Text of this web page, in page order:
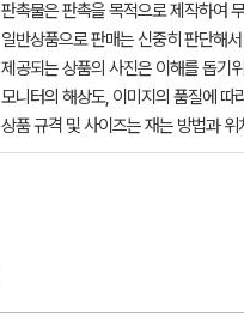
판촉물은 판촉을 목적으로 제작하여
일반상품으로 판매는 신중히 판단해
제공되는 상품의 사진은 이해를 돕기
모니터의 해상도, 이미지의 품질에 따
상품 규격 및 사이즈는 재는 방법과